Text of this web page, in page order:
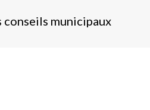
conseils municipaux